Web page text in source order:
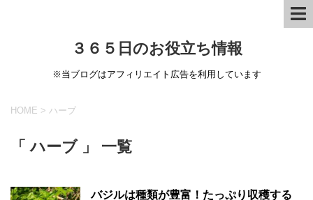
３６５日のお役立ち情報
※当ブログはアフィリエイト広告を利用しています
HOME > ハーブ
「 ハーブ 」 一覧
バジルは種類が豊富！たっぷり収穫する